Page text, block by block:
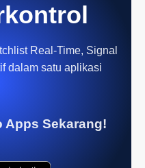
Real-Time, Signal
dalam satu aplikasi
Apps Sekarang!